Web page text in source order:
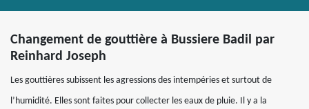
Changement de gouttière à Bussiere Badil par
Reinhard Joseph
Les gouttières subissent les agressions des intempéries et surtout de
l’humidité. Elles sont faites pour collecter les eaux de pluie. Il y a la